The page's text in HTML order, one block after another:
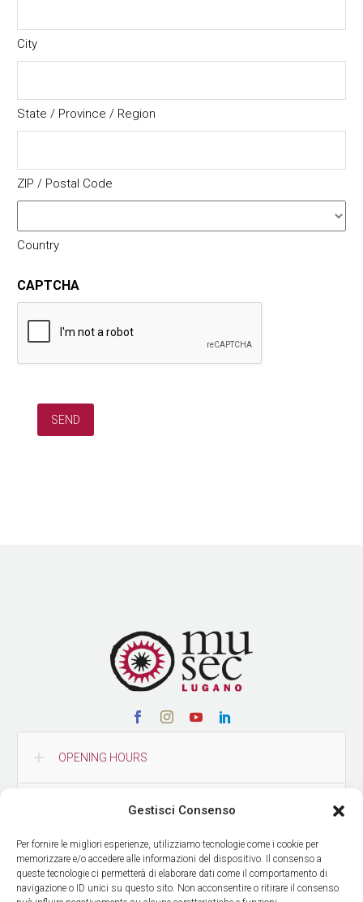
Gestisci Consenso
Per fornire le migliori esperienze, utilizziamo tecnologie come i cookie per
memorizzare e/o accedere alle informazioni del dispositivo. Il consenso a
queste tecnologie ci permetterà di elaborare dati come il comportamento di
navigazione o ID unici su questo sito. Non acconsentire o ritirare il consenso
City
State / Province / Region
ZIP / Postal Code
Country
CAPTCHA
OPENING HOURS
HOW TO REACH US